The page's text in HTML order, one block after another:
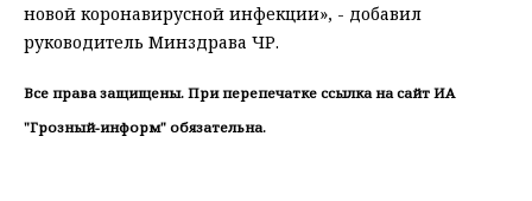
новой коронавирусной инфекции», - добавил
руководитель Минздрава ЧР.
Все права защищены. При перепечатке ссылка на сайт ИА
"Грозный-информ" обязательна.